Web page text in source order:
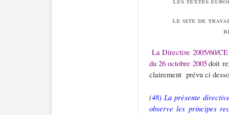
le site de
La Directive 2005/60/
du 26 octobre 2005doit
clairement prévu ci
(48) La présente
observe les principes